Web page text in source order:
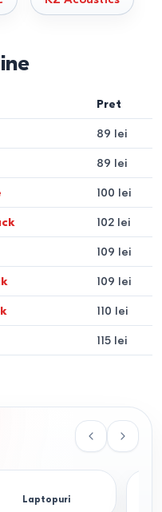
Pret
89 lei
89 lei
100 lei
102 lei
109 lei
109 lei
110 lei
115 lei
Laptopuri